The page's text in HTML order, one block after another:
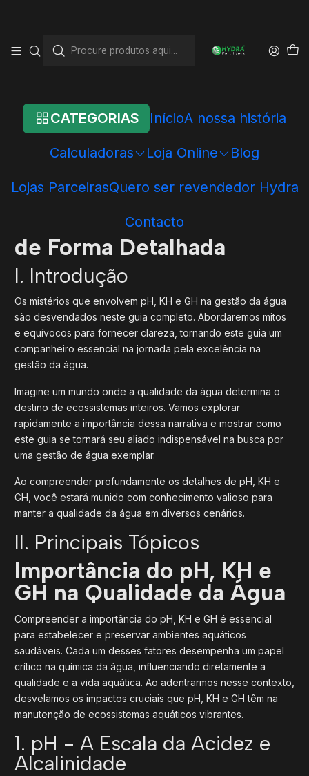
CATEGORIAS InícioA nossa história
Calculadoras Loja Online Blog
Lojas ParceirasQuero ser revendedor Hydra
Contacto
de Forma Detalhada
A Ciência das Águas:
Explorando pH, KH e GH
de Forma Detalhada
I. Introdução
Os mistérios que envolvem pH, KH e GH na gestão da água
são desvendados neste guia completo. Abordaremos mitos
e equívocos para fornecer clareza, tornando este guia um
companheiro essencial na jornada pela excelência na
gestão da água.
Imagine um mundo onde a qualidade da água determina o
destino de ecossistemas inteiros. Vamos explorar
rapidamente a importância dessa narrativa e mostrar como
este guia se tornará seu aliado indispensável na busca por
uma gestão de água exemplar.
Ao compreender profundamente os detalhes de pH, KH e
GH, você estará munido com conhecimento valioso para
manter a qualidade da água em diversos cenários.
II. Principais Tópicos
Importância do pH, KH e
GH na Qualidade da Água
Compreender a importância do pH, KH e GH é essencial
para estabelecer e preservar ambientes aquáticos
saudáveis. Cada um desses fatores desempenha um papel
crítico na química da água, influenciando diretamente a
qualidade e a vida aquática. Ao adentrarmos nesse contexto,
desvelamos os impactos cruciais que pH, KH e GH têm na
manutenção de ecossistemas aquáticos vibrantes.
1. pH - A Escala da Acidez e
Alcalinidade